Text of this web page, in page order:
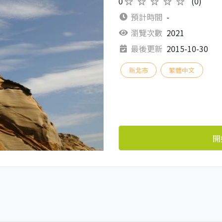
預計時間 -
瀏覽次數 2021
最後更新 2015-10-30
新北市 繁體中文